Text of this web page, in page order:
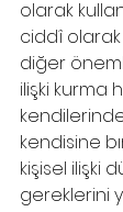
olarak
ciddî
diğer
ilişki kurma
kendisine
kişisel ilişki
gereklerini